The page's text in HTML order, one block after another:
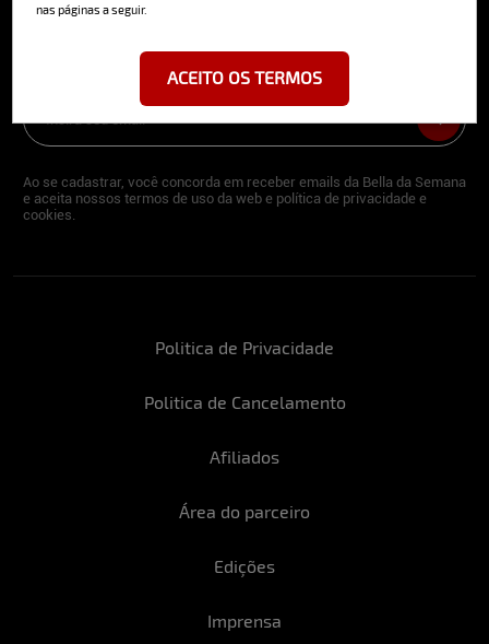
nas páginas a seguir.
ACEITO OS TERMOS
Politica de Privacidade
Politica de Cancelamento
Afiliados
Área do parceiro
Edições
Imprensa
Cadastre-se e receba a mais
deliciosa newsletter da internet
Ao se cadastrar, você concorda em receber emails da Bella da Semana
e aceita nossos termos de uso da web e política de privacidade e
cookies.